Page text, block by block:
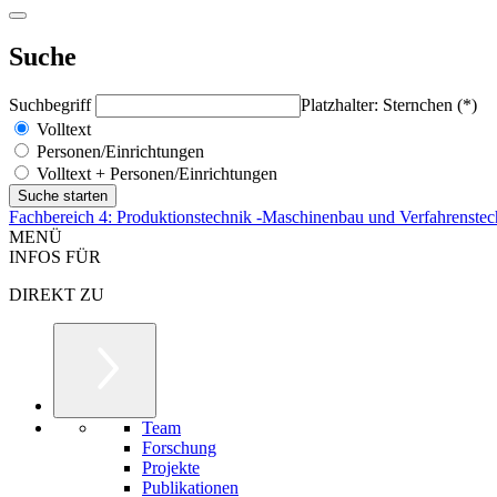
Suche
Suchbegriff
Platzhalter: Sternchen (*)
Volltext
Personen/Einrichtungen
Volltext + Personen/Einrichtungen
Fachbereich 4: Produktionstechnik -Maschinenbau und
MENÜ
INFOS FÜR
DIREKT ZU
Team
Forschung
Projekte
Publikationen